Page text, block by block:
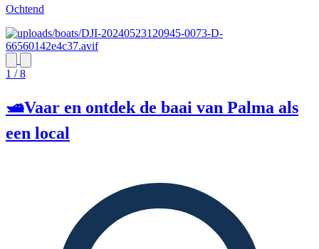
Ochtend
1 / 8
🛥️Vaar en ontdek de baai van Palma als
een local